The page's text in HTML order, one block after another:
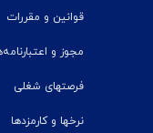
قوانین و مقررات
مجوز و
فرصتهای شغلی
نرخ‎ها و کارمزدها